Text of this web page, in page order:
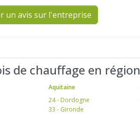
un avis sur l'entreprise
de chauffage en région
Aquitaine
24 - Dordogne
33 - Gironde